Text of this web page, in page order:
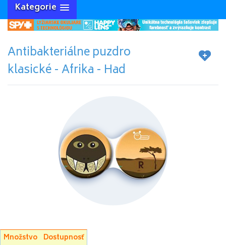
Kategorie
Antibakteriálne puzdro
klasické - Afrika - Had
Množstvo Dostupnosť